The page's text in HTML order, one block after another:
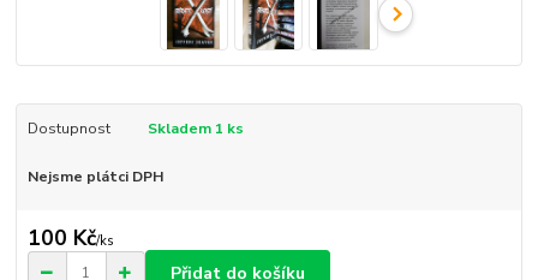
Dostupnost Skladem 1 ks
Nejsme plátci DPH
100 Kč/ks
Přidat do košíku